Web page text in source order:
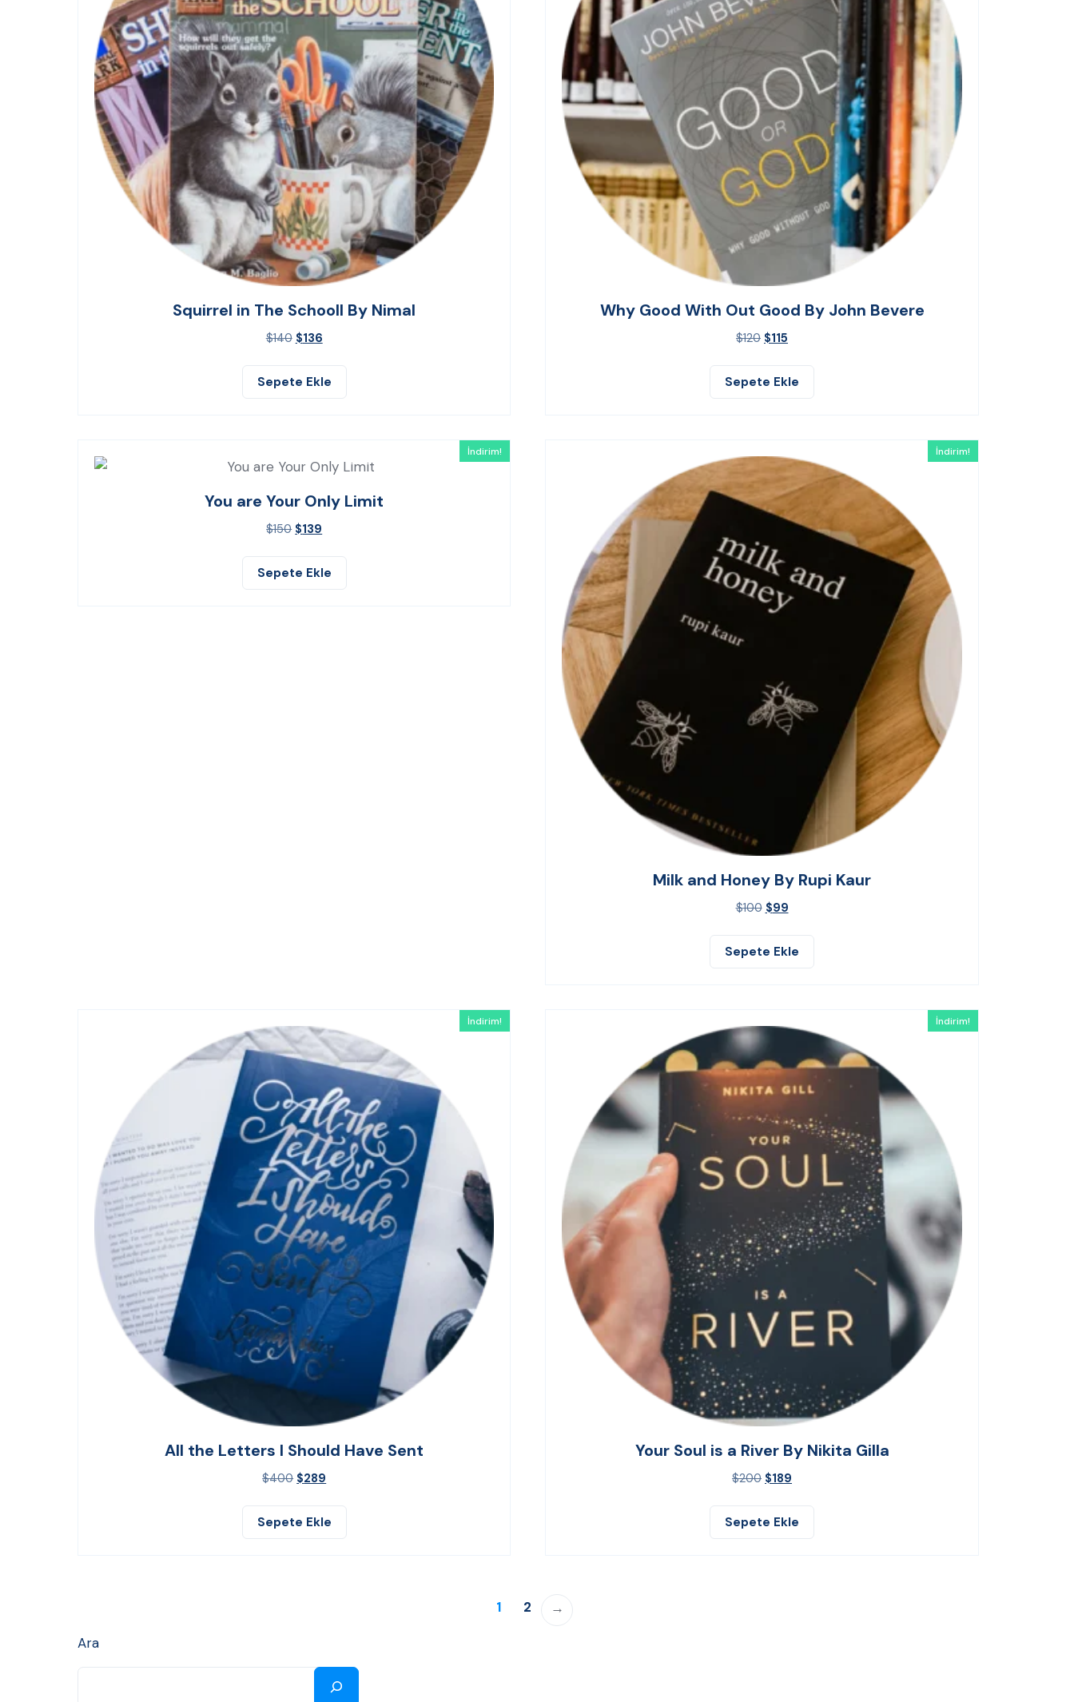
Squirrel in The Schooll By Nimal
$140 $136
Sepete Ekle
Why Good With Out Good By John Bevere
$120 $115
Sepete Ekle
İndirim!
You are Your Only Limit
$150 $139
Sepete Ekle
İndirim!
Milk and Honey By Rupi Kaur
$100 $99
Sepete Ekle
İndirim!
All the Letters I Should Have Sent
$400 $289
Sepete Ekle
İndirim!
Your Soul is a River By Nikita Gilla
$200 $189
Sepete Ekle
1 2
→
Ara